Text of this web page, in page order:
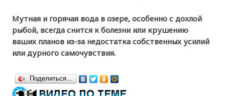
Мутная и горячая вода в озере, особенно с дохлой
рыбой, всегда снится к болезни или крушению
ваших планов из-за недостатка собственных усилий
или дурного самочувствия.
Поделиться…